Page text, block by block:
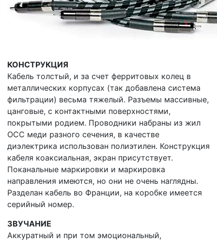
КОНСТРУКЦИЯ
Кабель толстый, и за счет ферpитовых колец в
металлических корпусах (так добавлена система
фильтрации) весьма тяжелый. Разъемы массивные,
цанговые, с контактными поверхностями,
покрытыми родием. Проводники набраны из жил
ОСС меди разного сечения, в качестве
диэлектрика использован полиэтилен. Конструкция
кабеля коаксиальная, экран присутствует.
Поканальные маркировки и маркировка
направления имеются, но они не очень наглядны.
Разделан кабель во Франции, на коробке имеется
серийный номер.
ЗВУЧАНИЕ
Аккуратный и при том эмоциональный,